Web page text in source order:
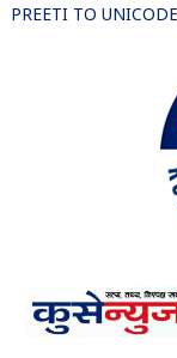
PREETI TO UNICODE